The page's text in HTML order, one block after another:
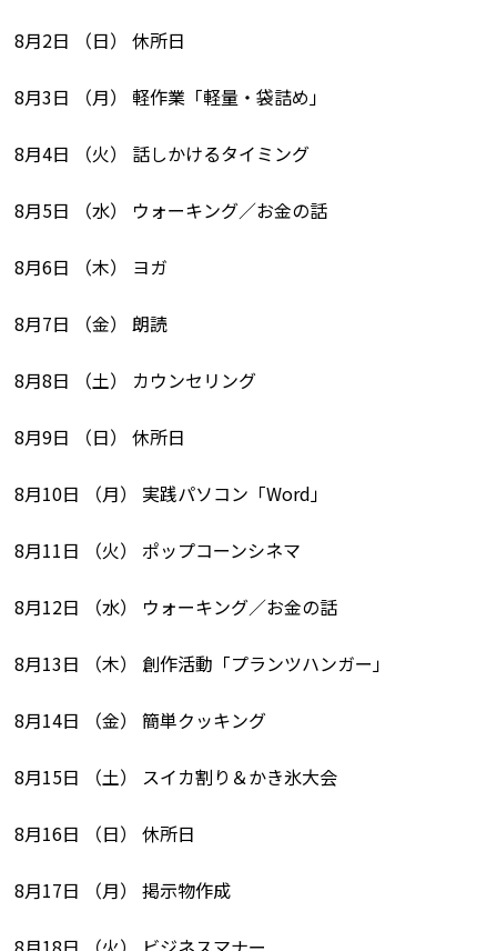
8月2日 （日） 休所日
8月3日 （月） 軽作業「軽量・袋詰め」
8月4日 （火） 話しかけるタイミング
8月5日 （水） ウォーキング／お金の話
8月6日 （木） ヨガ
8月7日 （金） 朗読
8月8日 （土） カウンセリング
8月9日 （日） 休所日
8月10日 （月） 実践パソコン「Word」
8月11日 （火） ポップコーンシネマ
8月12日 （水） ウォーキング／お金の話
8月13日 （木） 創作活動「プランツハンガー」
8月14日 （金） 簡単クッキング
8月15日 （土） スイカ割り＆かき氷大会
8月16日 （日） 休所日
8月17日 （月） 掲示物作成